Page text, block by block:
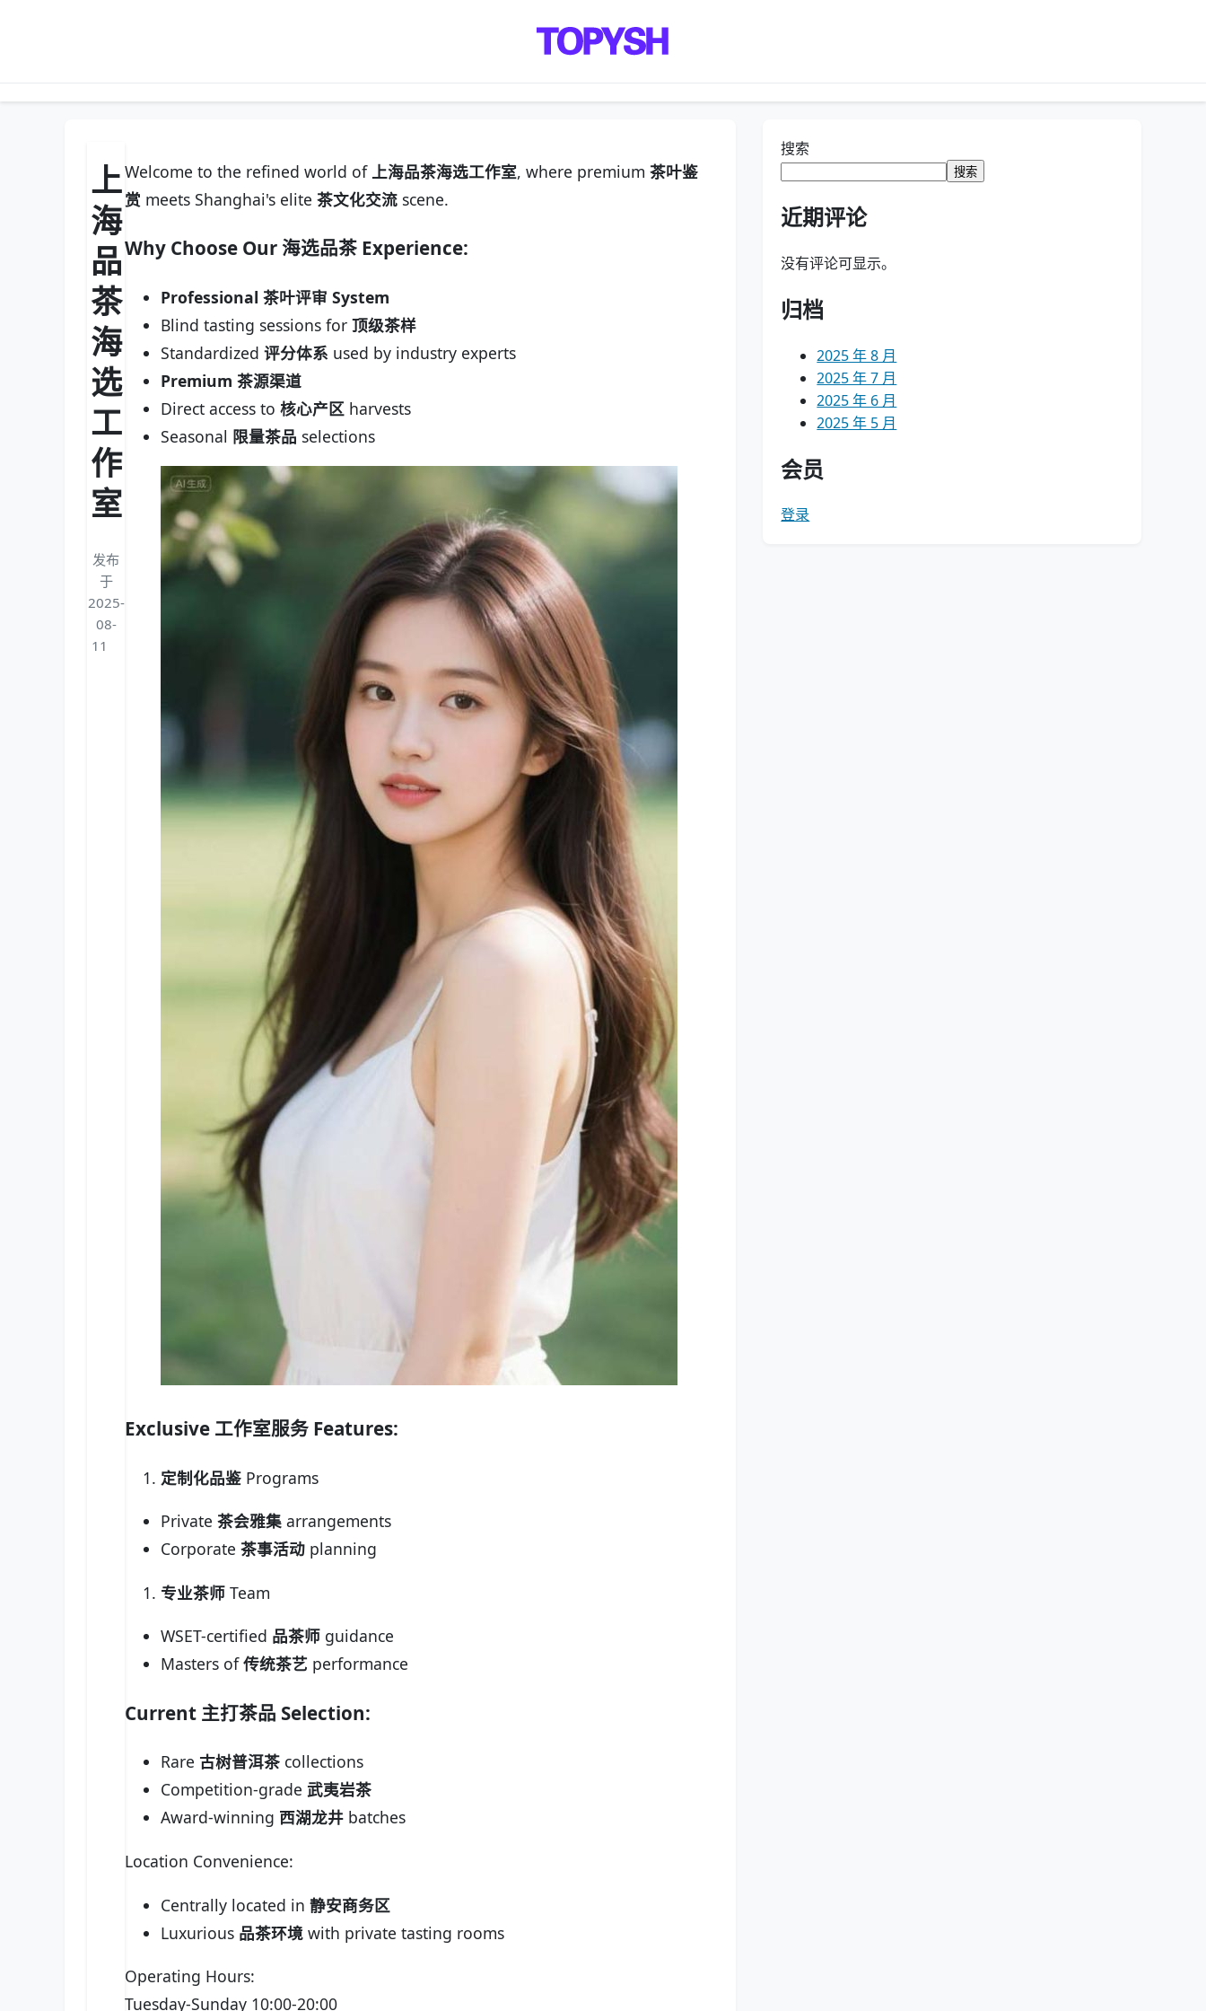
上
海
品
茶
海
选
工
作
室
发布
于
2025-
08-
11
Welcome to the refined world of 上海品茶海选工作室, where premium茶叶鉴
赏 meets Shanghai's elite茶文化交流 scene.
Why Choose Our海选品茶 Experience:
Professional 茶叶评审 System
Blind tasting sessions for顶级茶样
Standardized评分体系 used by industry experts
Premium 茶源渠道
Direct access to核心产区 harvests
Seasonal 限量茶品 selections
Exclusive 工作室服务 Features:
定制化品鉴 Programs
Private茶会雅集 arrangements
Corporate茶事活动 planning
专业茶师 Team
WSET-certified 品茶师 guidance
Masters of传统茶艺 performance
Current 主打茶品 Selection:
Rare 古树普洱茶 collections
Competition-grade 武夷岩茶
Award-winning 西湖龙井 batches
Location Convenience:
Centrally located in静安商务区
Luxurious 品茶环境 with private tasting rooms
Operating Hours:
Tuesday-Sunday 10:00-20:00
搜索
搜索
近期评论
没有评论可显示。
归档
2025 年 8 月
2025 年 7 月
2025 年 6 月
2025 年 5 月
会员
登录